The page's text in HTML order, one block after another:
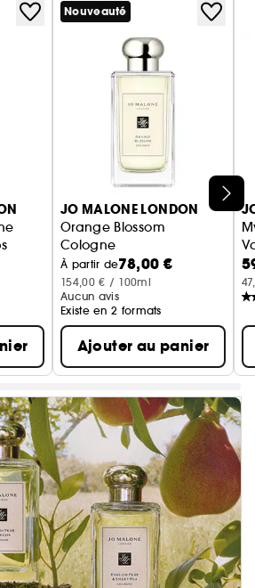
Nouveauté
JO MALONE LONDON
Orange Blossom
Cologne
À partir de78,00 €
154,00 € / 100ml
Aucun avis
Existe en 2 formats
Ajouter au panier